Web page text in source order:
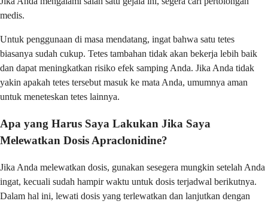
medis.
Untuk penggunaan di masa mendatang, ingat bahwa satu tetes
biasanya sudah cukup. Tetes tambahan tidak akan bekerja lebih baik
dan dapat meningkatkan risiko efek samping Anda. Jika Anda tidak
yakin apakah tetes tersebut masuk ke mata Anda, umumnya aman
untuk meneteskan tetes lainnya.
Apa yang Harus Saya Lakukan Jika Saya
Melewatkan Dosis Apraclonidine?
Jika Anda melewatkan dosis, gunakan sesegera mungkin setelah Anda
ingat, kecuali sudah hampir waktu untuk dosis terjadwal berikutnya.
Dalam hal ini, lewati dosis yang terlewatkan dan lanjutkan dengan